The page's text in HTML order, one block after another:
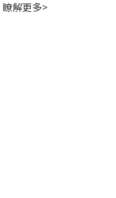
瞭解更多>